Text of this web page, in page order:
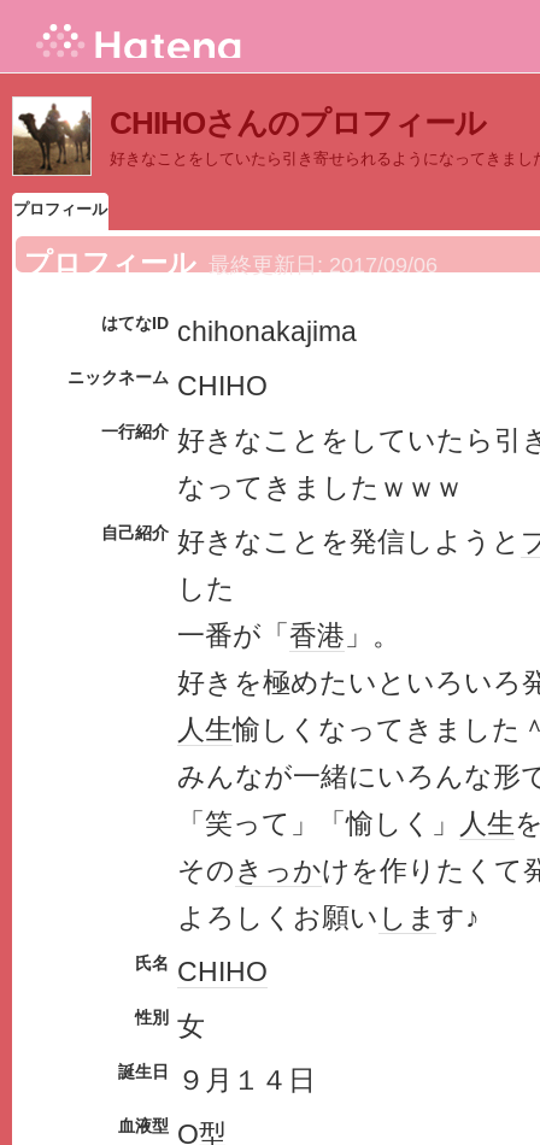
CHIHOさんのプロフィール
好きなことをしていたら引き寄せられるようになってきまし
プロフィール
プロフィール 最終更新日: 2017/09/06
はてなID chihonakajima
ニックネーム CHIHO
一行紹介 好きなことをしていたら引
なってきましたｗｗｗ
自己紹介 好きなことを発信しようと
した
一番が「 香港 」。
好きを極めたいといろいろ
人生愉しくなってきました
みんなが一緒にいろんな形
「笑って」「愉しく」
人生
そのきっかけを作りたくて
よろしくお願い しま す♪
氏名 CHIHO
性別 女
誕生日 ９月１４日
血液型 O型